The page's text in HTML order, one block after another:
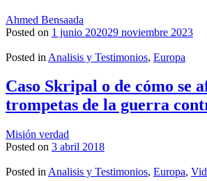
Ahmed Bensaada
Posted on 1 junio 202029 noviembre 2023
Posted in Analisis y Testimonios, Europa
Caso Skripal o de cómo se
trompetas de la guerra
Misión verdad
Posted on 3 abril 2018
Posted in Analisis y Testimonios, Europa,